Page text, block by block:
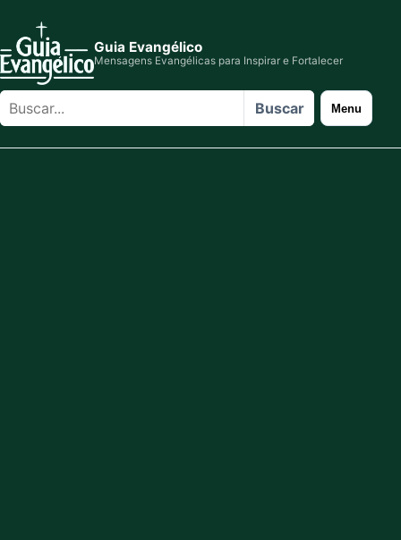
Guia Evangélico
Mensagens Evangélicas para Inspirar e Fortalecer
Buscar
no
site
Buscar Menu